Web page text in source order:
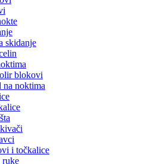
skidanje
blokovi
na noktima
i točkalice
ruke